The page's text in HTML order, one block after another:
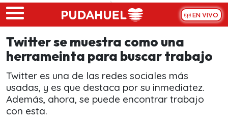
Skip to main content
EN VIVO
Twitter se muestra como una
herrameinta para buscar trabajo
Twitter es una de las redes sociales más
usadas, y es que destaca por su inmediatez.
Además, ahora, se puede encontrar trabajo
con esta.